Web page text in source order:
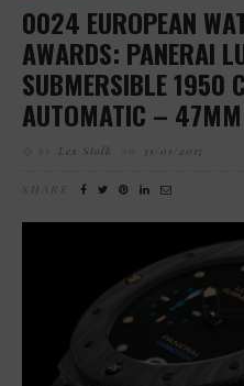
0024 EUROPEAN
AWARDS: PANERAI
SUBMERSIBLE 1950
AUTOMATIC – 47MM
Lex Stolk 31/01/2017
SHARE